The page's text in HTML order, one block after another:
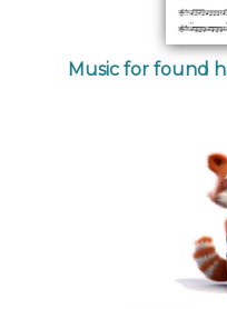
Music for found